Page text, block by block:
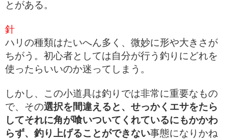
とがある。
針
ハリの種類はたいへん多く、微妙に形や大きさが
ちがう。初心者としては自分が行う釣りにどれを
使ったらいいのか迷ってしまう。
しかし、この小道具は釣りでは非常に重要なもの
で、その選択を間違えると、せっかくエサをたら
してそれに角が喰いついてくれているにもかかわ
らず、釣り上げることができない事態になりかね